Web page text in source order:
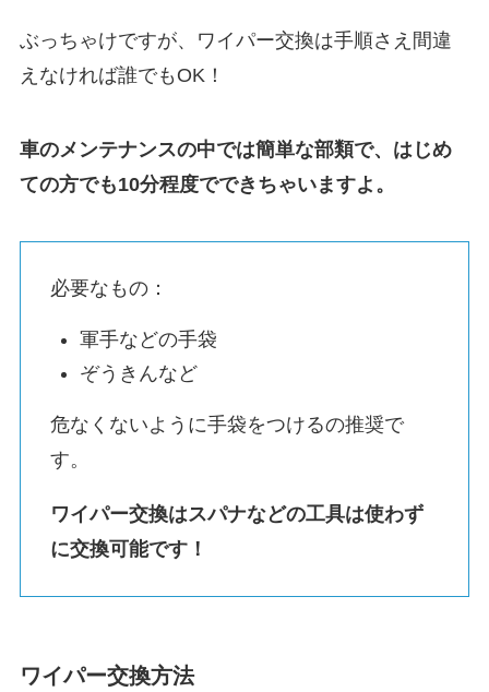
ぶっちゃけですが、ワイパー交換は手順さえ間違
えなければ誰でもOK！
車のメンテナンスの中では簡単な部類で、はじめ
ての方でも10分程度でできちゃいますよ。
必要なもの：
軍手などの手袋
ぞうきんなど
危なくないように手袋をつけるの推奨で
す。
ワイパー交換はスパナなどの工具は使わず
に交換可能です！
ワイパー交換方法